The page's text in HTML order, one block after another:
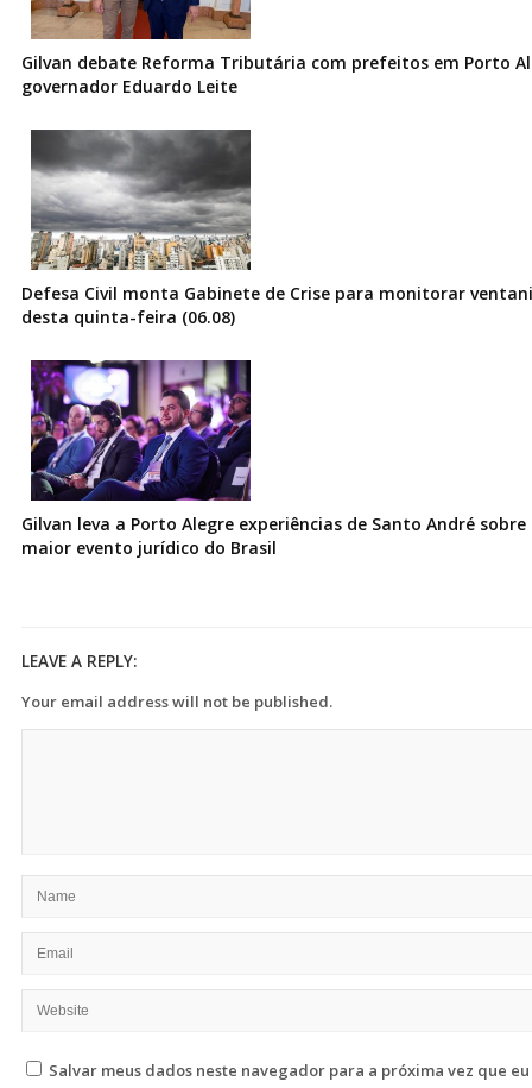
Gilvan debate Reforma Tributária com prefeitos em Porto
governador Eduardo Leite
Defesa Civil monta Gabinete de Crise para monitorar
desta quinta-feira (06.08)
Gilvan leva a Porto Alegre experiências de Santo André
maior evento jurídico do Brasil
LEAVE A REPLY:
Your email address will not be published.
Salvar meus dados neste navegador para a próxima vez que